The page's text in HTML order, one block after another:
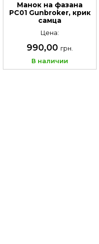
Манок на фазана
PC01 Gunbroker, крик
самца
Цена:
990,00 грн.
В наличии